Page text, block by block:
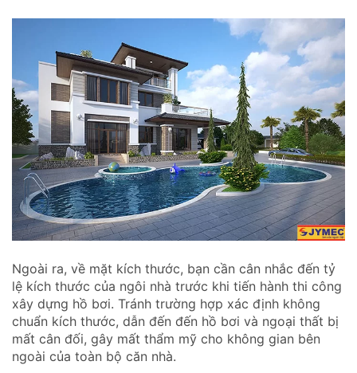
Ngoài ra, về mặt kích thước, bạn cần cân nhắc đến tỷ
lệ kích thước của ngôi nhà trước khi tiến hành thi công
xây dựng hồ bơi. Tránh trường hợp xác định không
chuẩn kích thước, dẫn đến đến hồ bơi và ngoại thất bị
mất cân đối, gây mất thẩm mỹ cho không gian bên
ngoài của toàn bộ căn nhà.